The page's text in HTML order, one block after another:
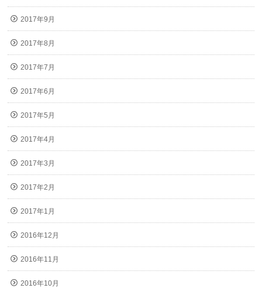
2017年9月
2017年8月
2017年7月
2017年6月
2017年5月
2017年4月
2017年3月
2017年2月
2017年1月
2016年12月
2016年11月
2016年10月